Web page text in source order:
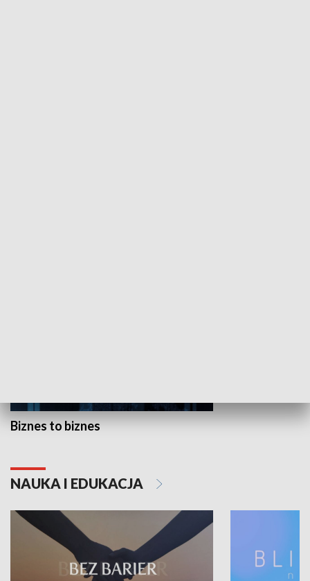
Biznes to biznes
NAUKA I EDUKACJA